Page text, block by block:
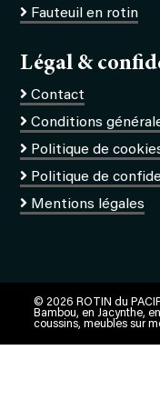
Fauteuil en rotin
Légal &
Contact
Conditions
Politique de
Politique de
Mentions légales
© 2026 ROTIN du
Bambou, en Jacynthe,
coussins, meubles sur